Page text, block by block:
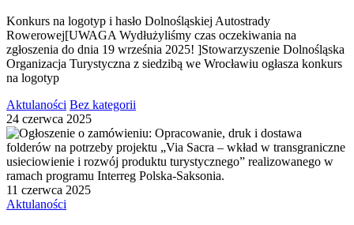
Konkurs na logotyp i hasło Dolnośląskiej Autostrady
Rowerowej[UWAGA Wydłużyliśmy czas oczekiwania na
zgłoszenia do dnia 19 września 2025! ]Stowarzyszenie Dolnośląska
Organizacja Turystyczna z siedzibą we Wrocławiu ogłasza konkurs
na logotyp
Aktulaności Bez kategorii
24 czerwca 2025
11 czerwca 2025
Aktulaności